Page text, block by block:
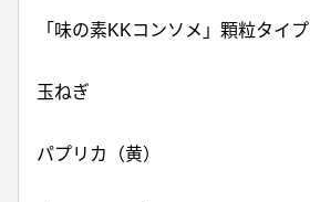
「味の素KKコンソメ」顆粒タイプ
玉ねぎ
パプリカ（黄）